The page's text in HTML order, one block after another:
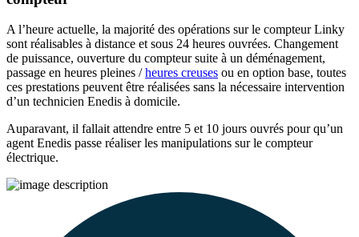
A l’heure actuelle, la majorité des opérations sur le compteur Linky
sont réalisables à distance et sous 24 heures ouvrées. Changement
de puissance, ouverture du compteur suite à un déménagement,
passage en heures pleines /heures creuses ou en option base, toutes
ces prestations peuvent être réalisées sans la nécessaire intervention
d’un technicien Enedis à domicile.
Auparavant, il fallait attendre entre 5 et 10 jours ouvrés pour qu’un
agent Enedis passe réaliser les manipulations sur le compteur
électrique.